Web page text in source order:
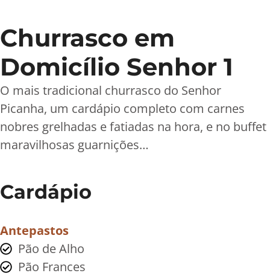
Churrasco em
Domicílio Senhor 1
O mais tradicional churrasco do Senhor
Picanha, um cardápio completo com carnes
nobres grelhadas e fatiadas na hora, e no buffet
maravilhosas guarnições…
Cardápio
Antepastos
Pão de Alho
Pão Frances